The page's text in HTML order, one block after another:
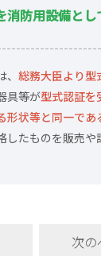
消防用設備とし
総務大臣より型
具等が型式認証を
形状等と同一であ
したものを販売や
次の